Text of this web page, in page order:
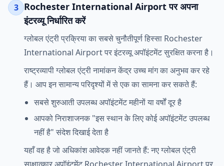
3 Rochester International Airport पर अपना
इंटरव्यू निर्धारित करें
ग्लोबल एंट्री प्रक्रिया का सबसे चुनौतीपूर्ण हिस्सा Rochester
International Airport पर इंटरव्यू अपॉइंटमेंट सुरक्षित करना है।
राष्ट्रव्यापी ग्लोबल एंट्री नामांकन केंद्र उच्च मांग का अनुभव कर रहे
हैं। आप इन सामान्य परिदृश्यों में से एक का सामना कर सकते हैं:
सबसे शुरुआती उपलब्ध अपॉइंटमेंट महीनों या वर्षों दूर है
आपको निराशाजनक "इस स्थान के लिए कोई अपॉइंटमेंट उपलब्ध
नहीं है" संदेश दिखाई देता है
यहाँ वह है जो अधिकांश आवेदक नहीं जानते हैं: नए ग्लोबल एंट्री